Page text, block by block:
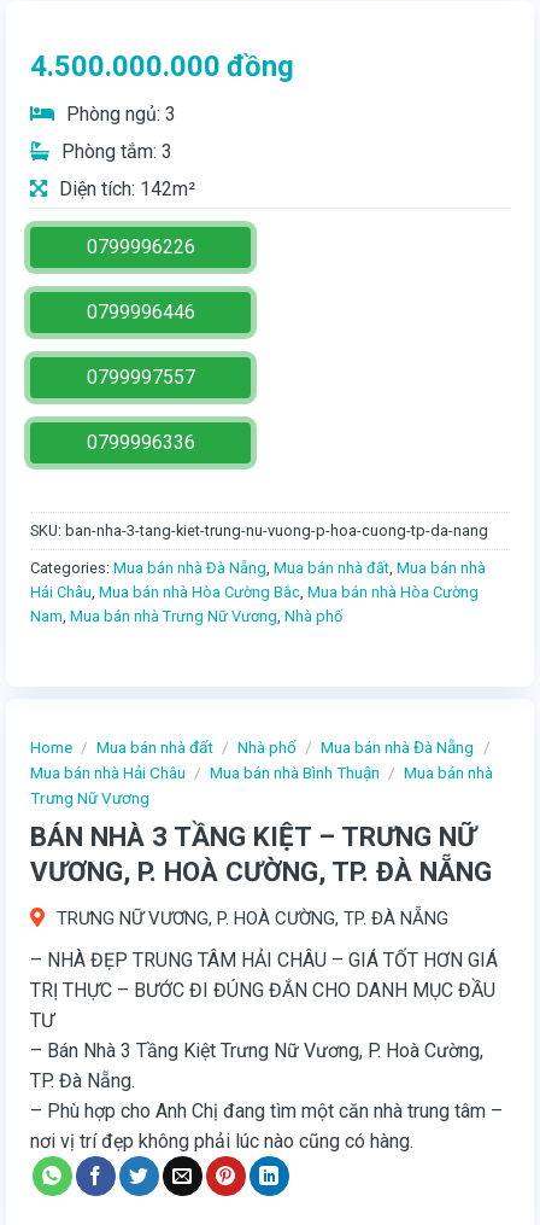
Home / Mua bán nhà đất / Nhà phố / Mua bán nhà Đà Nẵng
/
Mua bán nhà Hải Châu / Mua bán nhà Bình Thuận / Mua bán nhà
Trưng Nữ Vương
BÁN NHÀ 3 TẦNG KIỆT – TRƯNG NỮ
VƯƠNG, P. HOÀ CƯỜNG, TP. ĐÀ NẴNG
TRƯNG NỮ VƯƠNG, P. HOÀ CƯỜNG, TP. ĐÀ NẴNG
– NHÀ ĐẸP TRUNG TÂM HẢI CHÂU – GIÁ TỐT HƠN GIÁ
TRỊ THỰC – BƯỚC ĐI ĐÚNG ĐẮN CHO DANH MỤC ĐẦU
TƯ
– Bán Nhà 3 Tầng Kiệt Trưng Nữ Vương, P. Hoà Cường,
TP. Đà Nẵng.
– Phù hợp cho Anh Chị đang tìm một căn nhà trung tâm –
nơi vị trí đẹp không phải lúc nào cũng có hàng.
4.500.000.000 đồng
Phòng ngủ: 3
Phòng tắm: 3
Diện tích: 142m²
0799996226
0799996446
0799997557
0799996336
SKU: ban-nha-3-tang-kiet-trung-nu-vuong-p-hoa-cuong-tp-da-nang
Categories: Mua bán nhà Đà Nẵng, Mua bán nhà đất, Mua bán nhà
Hải Châu, Mua bán nhà Hòa Cường Bắc, Mua bán nhà Hòa Cường
Nam, Mua bán nhà Trưng Nữ Vương, Nhà phố